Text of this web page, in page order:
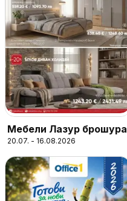
Мебели Лазур брошура
20.07. - 16.08.2026